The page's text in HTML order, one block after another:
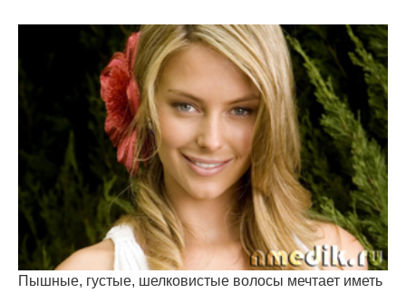
Пышные, густые, шелковистые волосы мечтает иметь